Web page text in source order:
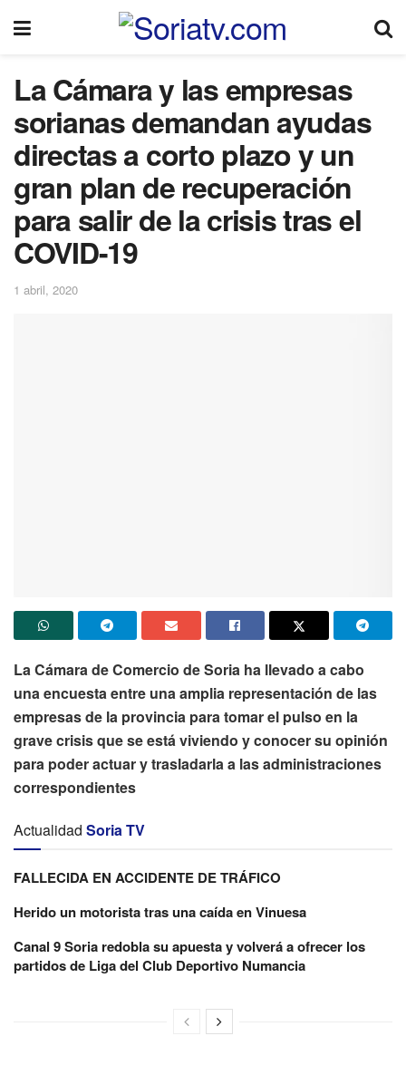
La Cámara y las empresas
sorianas demandan ayudas
directas a corto plazo y un
gran plan de recuperación
para salir de la crisis tras el
COVID-19
1 abril, 2020
La Cámara de Comercio de Soria ha llevado a cabo
una encuesta entre una amplia representación de las
empresas de la provincia para tomar el pulso en la
grave crisis que se está viviendo y conocer su opinión
para poder actuar y trasladarla a las administraciones
correspondientes
Actualidad Soria TV
FALLECIDA EN ACCIDENTE DE TRÁFICO
Herido un motorista tras una caída en Vinuesa
Canal 9 Soria redobla su apuesta y volverá a ofrecer los
partidos de Liga del Club Deportivo Numancia